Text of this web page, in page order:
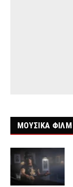
ΜΟΥΣΙΚΑ ΦΙΛΜ